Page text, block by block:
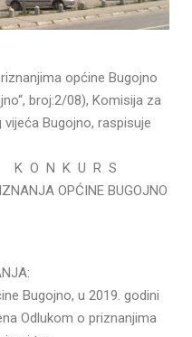
općine Bugojno
broj:2/08), Komisija za
Bugojno, raspisuje
U R S
OPĆINE BUGOJNO
Bugojno, u 2019. godini
Odlukom o priznanjima